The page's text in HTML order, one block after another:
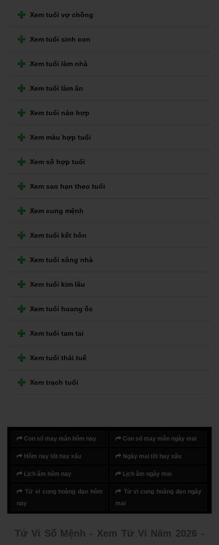
Xem tuổi vợ chồng
Xem tuổi sinh con
Xem tuổi làm nhà
Xem tuổi làm ăn
Xem tuổi nào hợp
Xem màu hợp tuổi
Xem số hợp tuổi
Xem sao hạn theo tuổi
Xem cung mệnh
Xem tuổi kết hôn
Xem tuổi xông nhà
Xem tuổi kim lâu
Xem tuổi hoang ốc
Xem tuổi tam tai
Xem tuổi thái tuế
Xem trạch tuổi
Con số may mắn hôm nay Con số may mắn ngày mai
Hôm nay tốt hay xấu Ngày mai tốt hay xấu
Lịch âm hôm nay Lịch âm ngày mai
Tử vi cung hoàng đạo hôm
nay
Tử vi cung hoàng đạo ngày
mai
Tử Vi Số Mệnh - Xem Tử Vi Năm 2026 -